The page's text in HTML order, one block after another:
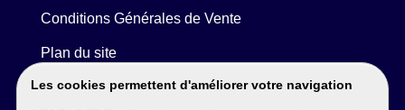
Les cookies permettent d'améliorer votre navigation
Conditions Générales de Vente
Plan du site